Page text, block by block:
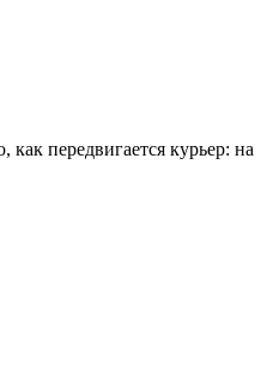
передвигается курьер: на